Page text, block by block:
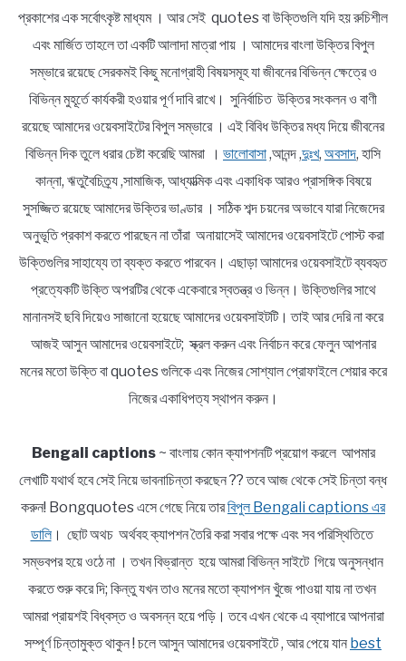
প্রকাশের এক সর্বোৎকৃষ্ট মাধ্যম । আর সেই quotes বা উক্তিগুলি যদি হয় রুচিশীল
এবং মার্জিত তাহলে তা একটি আলাদা মাত্রা পায় । আমাদের বাংলা উক্তির বিপুল
সম্ভারে রয়েছে সেরকমই কিছু মনোগ্রাহী বিষয়সমূহ যা জীবনের বিভিন্ন ক্ষেত্রে ও
বিভিন্ন মুহূর্তে কার্যকরী হওয়ার পূর্ণ দাবি রাখে। সুনির্বাচিত উক্তির সংকলন ও বাণী
রয়েছে আমাদের ওয়েবসাইটের বিপুল সম্ভারে । এই বিবিধ উক্তির মধ্য দিয়ে জীবনের
বিভিন্ন দিক তুলে ধরার চেষ্টা করেছি আমরা । ভালোবাসা,আনন্দ ,দুঃখ, অবসাদ, হাসি
কান্না, ঋতুবৈচিত্র্য ,সামাজিক, আধ্যাত্মিক এবং একাধিক আরও প্রাসঙ্গিক বিষয়ে
সুসজ্জিত রয়েছে আমাদের উক্তির ভাণ্ডার । সঠিক শব্দ চয়নের অভাবে যারা নিজেদের
অনুভূতি প্রকাশ করতে পারছেন না তাঁরা অনায়াসেই আমাদের ওয়েবসাইটে পোস্ট করা
উক্তিগুলির সাহায্যে তা ব্যক্ত করতে পারবেন। এছাড়া আমাদের ওয়েবসাইটে ব্যবহৃত
প্রত্যেকটি উক্তি অপরটির থেকে একেবারে স্বতন্ত্র ও ভিন্ন। উক্তিগুলির সাথে
মানানসই ছবি দিয়েও সাজানো হয়েছে আমাদের ওয়েবসাইটটি। তাই আর দেরি না করে
আজই আসুন আমাদের ওয়েবসাইটে; স্ক্রল করুন এবং নির্বাচন করে ফেলুন আপনার
মনের মতো উক্তি বা quotes গুলিকে এবং নিজের সোশ্যাল প্রোফাইলে শেয়ার করে
নিজের একাধিপত্য স্থাপন করুন।
Bengali captions~ বাংলায় কোন ক্যাপশনটি প্রয়োগ করলে আপমার
লেখাটি যথার্থ হবে সেই নিয়ে ভাবনাচিন্তা করছেন ?? তবে আজ থেকে সেই চিন্তা বন্ধ
করুন! Bongquotes এসে গেছে নিয়ে তারবিপুল Bengali captions এর
ডালি। ছোট অথচ অর্থবহ ক্যাপশন তৈরি করা সবার পক্ষে এবং সব পরিস্থিতিতে
সম্ভবপর হয়ে ওঠে না । তখন বিভ্রান্ত হয়ে আমরা বিভিন্ন সাইটে গিয়ে অনুসন্ধান
করতে শুরু করে দি; কিন্তু যখন তাও মনের মতো ক্যাপশন খুঁজে পাওয়া যায় না তখন
আমরা প্রায়শই বিধ্বস্ত ও অবসন্ন হয়ে পড়ি। তবে এখন থেকে এ ব্যাপারে আপনারা
সম্পূর্ণ চিন্তামুক্ত থাকুন ! চলে আসুন আমাদের ওয়েবসাইটে , আর পেয়ে যান best